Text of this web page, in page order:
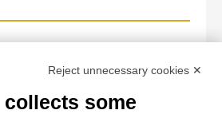
sull'Arte Licia e Carlo Ludovico
Reject unnecessary cookies ✕
some